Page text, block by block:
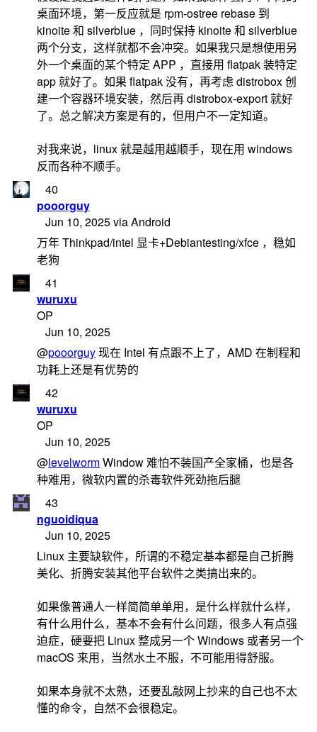
桌面环境，第一反应就是 rpm-ostree rebase 到
kinoite 和 silverblue ，同时保持 kinoite 和 silverblue
两个分支，这样就都不会冲突。如果我只是想使用另
外一个桌面的某个特定 APP ，直接用 flatpak 装特定
app 就好了。如果 flatpak 没有，再考虑 distrobox 创
建一个容器环境安装，然后再 distrobox-export 就好
了。总之解决方案是有的，但用户不一定知道。
对我来说，linux 就是越用越顺手，现在用 windows
反而各种不顺手。
40
pooorguy
Jun 10, 2025 via Android
万年 Thinkpad/intel 显卡+Debiantesting/xfce ，稳如
老狗
41
wuruxu
OP
Jun 10, 2025
@pooorguy现在 Intel 有点跟不上了，AMD 在制程和
功耗上还是有优势的
42
wuruxu
OP
Jun 10, 2025
@levelwormWindow 难怕不装国产全家桶，也是各
种难用，微软内置的杀毒软件死劲拖后腿
43
nguoidiqua
Jun 10, 2025
Linux 主要缺软件，所谓的不稳定基本都是自己折腾
美化、折腾安装其他平台软件之类搞出来的。
如果像普通人一样简简单单用，是什么样就什么样，
有什么用什么，基本不会有什么问题，很多人有点强
迫症，硬要把 Linux 整成另一个 Windows 或者另一个
macOS 来用，当然水土不服，不可能用得舒服。
如果本身就不太熟，还要乱敲网上抄来的自己也不太
懂的命令，自然不会很稳定。